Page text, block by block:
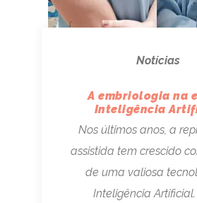
Notícias
A embriologia na
Inteligência
Nos últimos anos, a
assistida tem crescido
de uma valiosa
Inteligência